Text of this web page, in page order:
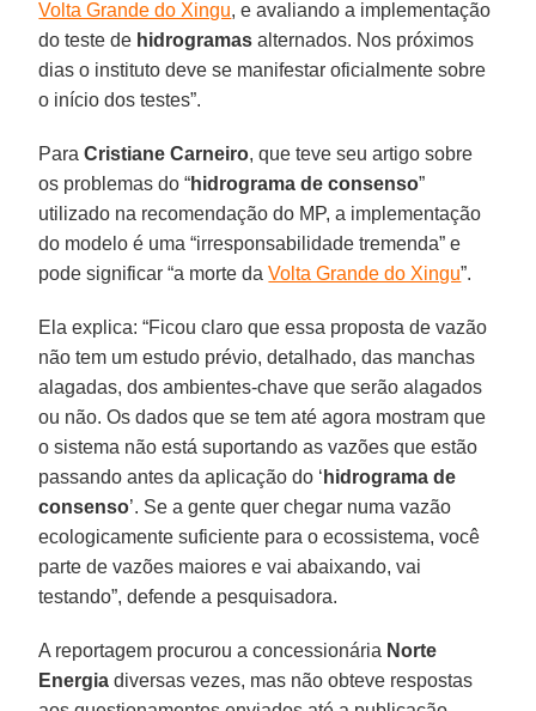
Volta Grande do Xingu, e avaliando a implementação
do teste de hidrogramas alternados. Nos próximos
dias o instituto deve se manifestar oficialmente sobre
o início dos testes”.
ParaCristiane Carneiro, que teve seu artigo sobre
os problemas do “hidrograma de consenso”
utilizado na recomendação do MP, a implementação
do modelo é uma “irresponsabilidade tremenda” e
pode significar “a morte daVolta Grande do Xingu”.
Ela explica: “Ficou claro que essa proposta de vazão
não tem um estudo prévio, detalhado, das manchas
alagadas, dos ambientes-chave que serão alagados
ou não. Os dados que se tem até agora mostram que
o sistema não está suportando as vazões que estão
passando antes da aplicação do ‘ hidrograma de
consenso’. Se a gente quer chegar numa vazão
ecologicamente suficiente para o ecossistema, você
parte de vazões maiores e vai abaixando, vai
testando”, defende a pesquisadora.
A reportagem procurou a concessionária Norte
Energia diversas vezes, mas não obteve respostas